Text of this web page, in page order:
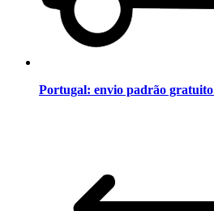
Portugal: envio padrão gratuito